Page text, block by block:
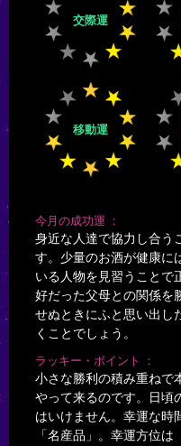
交際運
移動運
今月の成功運
身近な人達で協力し合う
す。少量のお酒が健康に
いる人物を見習うことで
好だった父母との関係を
せぬときにふと思い出し
くことでしょう。
ラッキー・ポイント
小さな勝利の積み重ねで
やって来るのです。日頃
はいけません。幸運な時
「名産品」。幸運方位は